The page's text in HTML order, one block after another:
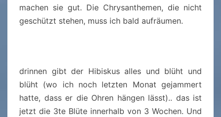
machen sie gut. Die Chrysanthemen, die nicht
geschützt stehen, muss ich bald aufräumen.
drinnen gibt der Hibiskus alles und blüht und
blüht (wo ich noch letzten Monat gejammert
hatte, dass er die Ohren hängen lässt).. das ist
jetzt die 3te Blüte innerhalb von 3 Wochen. Und